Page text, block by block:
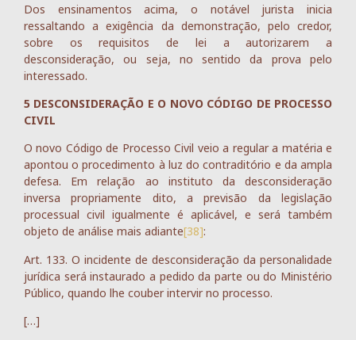
Dos ensinamentos acima, o notável jurista inicia
ressaltando a exigência da demonstração, pelo credor,
sobre os requisitos de lei a autorizarem a
desconsideração, ou seja, no sentido da prova pelo
interessado.
5 DESCONSIDERAÇÃO E O NOVO CÓDIGO DE PROCESSO
CIVIL
O novo Código de Processo Civil veio a regular a matéria e
apontou o procedimento à luz do contraditório e da ampla
defesa. Em relação ao instituto da desconsideração
inversa propriamente dito, a previsão da legislação
processual civil igualmente é aplicável, e será também
objeto de análise mais adiante[38]:
Art. 133. O incidente de desconsideração da personalidade
jurídica será instaurado a pedido da parte ou do Ministério
Público, quando lhe couber intervir no processo.
[…]